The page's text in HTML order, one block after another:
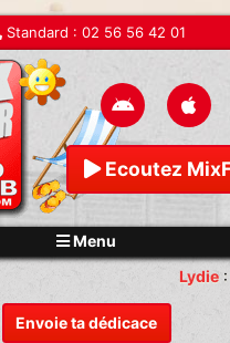
Standard : 02 56 56 42 01
Ecoutez
Menu
Envoie ta dédicace
Lydie: